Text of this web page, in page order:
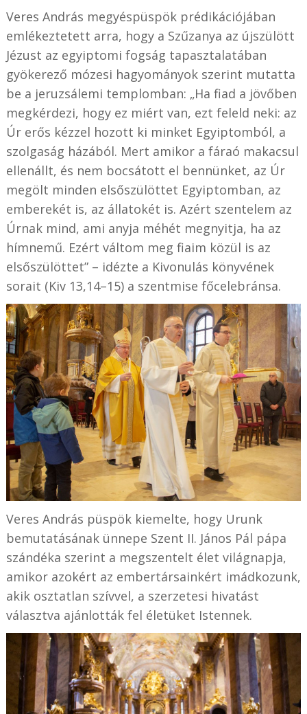
Veres András megyéspüspök prédikációjában
emlékeztetett arra, hogy a Szűzanya az újszülött
Jézust az egyiptomi fogság tapasztalatában
gyökerező mózesi hagyományok szerint mutatta
be a jeruzsálemi templomban: „Ha fiad a jövőben
megkérdezi, hogy ez miért van, ezt feleld neki: az
Úr erős kézzel hozott ki minket Egyiptomból, a
szolgaság házából. Mert amikor a fáraó makacsul
ellenállt, és nem bocsátott el bennünket, az Úr
megölt minden elsőszülöttet Egyiptomban, az
emberekét is, az állatokét is. Azért szentelem az
Úrnak mind, ami anyja méhét megnyitja, ha az
hímnemű. Ezért váltom meg fiaim közül is az
elsőszülöttet” – idézte a Kivonulás könyvének
sorait (Kiv 13,14–15) a szentmise főcelebránsa.
Veres András püspök kiemelte, hogy Urunk
bemutatásának ünnepe Szent II. János Pál pápa
szándéka szerint a megszentelt élet világnapja,
amikor azokért az embertársainkért imádkozunk,
akik osztatlan szívvel, a szerzetesi hivatást
választva ajánlották fel életüket Istennek.